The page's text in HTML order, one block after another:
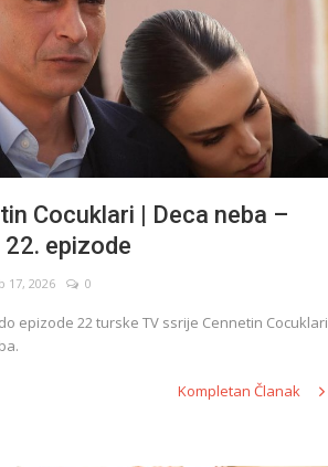
Cocuklari | Deca neba –
epizode
17, 2026 0
epizode 22 turske TV ssrije Cennetin Cocuklari
Kompletan Članak